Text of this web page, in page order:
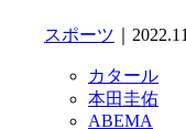
スポーツ ｜
カタール
本田圭佑
ABEMA